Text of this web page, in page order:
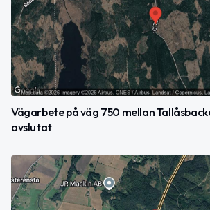
Vägarbete på väg 750 mellan
avslutat